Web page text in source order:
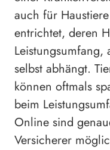
auch für
entrichtet, deren
Leistungsumfang,
selbst abhängt.
können oftmals
beim
Online sind
Versicherer